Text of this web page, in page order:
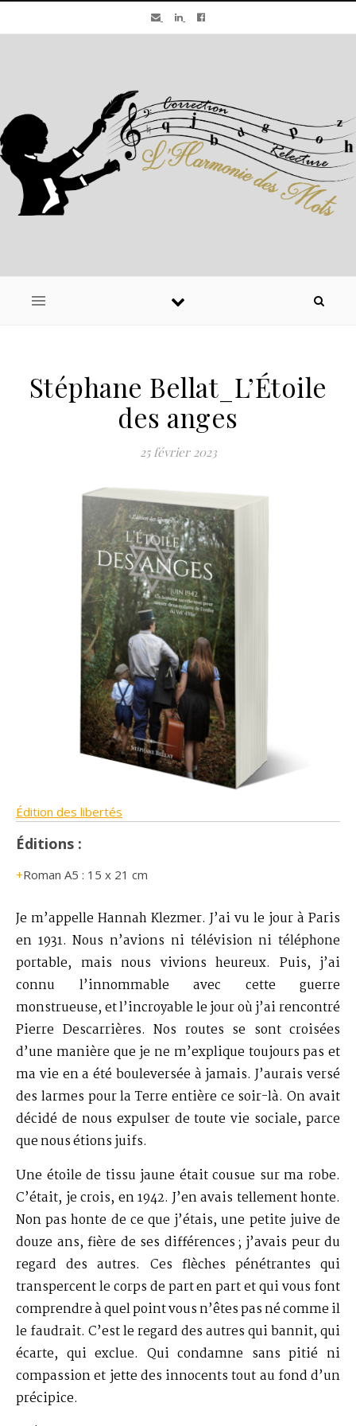
Stéphane Bellat_L’Étoile
des anges
25 février 2023
Édition des libertés
Éditions :
Roman A5 : 15 x 21 cm
Je m’appelle Hannah Klezmer. J’ai vu le jour à Paris
en 1931. Nous n’avions ni télévision ni téléphone
portable, mais nous vivions heureux. Puis, j’ai
connu l’innommable avec cette guerre
monstrueuse, et l’incroyable le jour où j’ai rencontré
Pierre Descarrières. Nos routes se sont croisées
d’une manière que je ne m’explique toujours pas et
ma vie en a été bouleversée à jamais. J’aurais versé
des larmes pour la Terre entière ce soir-là. On avait
décidé de nous expulser de toute vie sociale, parce
que nous étions juifs.
Une étoile de tissu jaune était cousue sur ma robe.
C’était, je crois, en 1942. J’en avais tellement honte.
Non pas honte de ce que j’étais, une petite juive de
douze ans, fière de ses différences ; j’avais peur du
regard des autres. Ces flèches pénétrantes qui
transpercent le corps de part en part et qui vous font
comprendre à quel point vous n’êtes pas né comme il
le faudrait. C’est le regard des autres qui bannit, qui
écarte, qui exclue. Qui condamne sans pitié ni
compassion et jette des innocents tout au fond d’un
précipice.